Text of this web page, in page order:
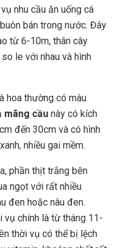
nhu cầu ăn uống cá
bán trong nước. Đây
từ 6-10m, thân cây
le với nhau và hình
hoa thường có màu
mãng cầu này có kích
đến 30cm và có hình
nhiều gai mềm.
phần thịt trắng bên
ngọt với rất nhiều
đen hoặc nâu đen.
chính là từ tháng 11-
thời vụ có thể bị lệch